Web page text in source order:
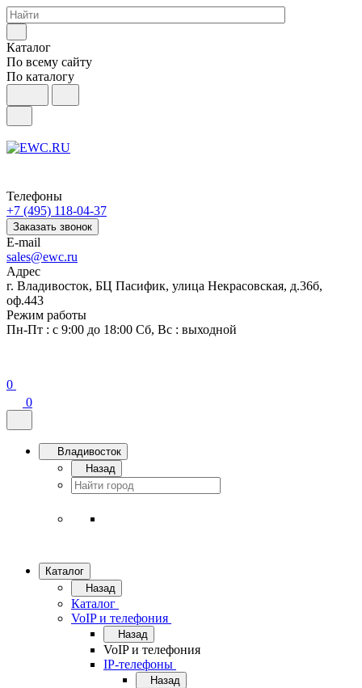
Каталог
По всему сайту
По каталогу
Телефоны
+7 (495) 118-04-37
Заказать звонок
E-mail
sales@ewc.ru
Адрес
г. Владивосток, БЦ Пасифик, улица Некрасовская, д.36б,
оф.443
Режим работы
Пн-Пт : с 9:00 до 18:00 Сб, Вс : выходной
0
0
Владивосток
Назад
Каталог
Назад
Каталог
VoIP и телефония
Назад
VoIP и телефония
IP-телефоны
Назад